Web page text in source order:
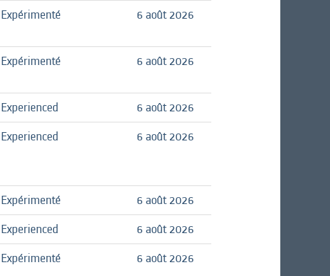
Expérimenté 6 août 2026
Expérimenté 6 août 2026
Experienced
6 août 2026
Experienced 6 août 2026
Expérimenté
6 août 2026
Experienced
6 août 2026
Expérimenté 6 août 2026